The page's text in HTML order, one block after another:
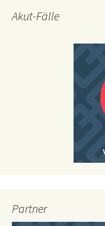
Akut-Fälle
Partner